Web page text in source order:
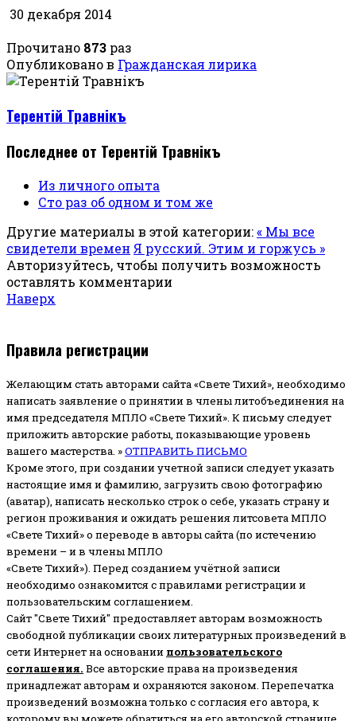
30 декабря 2014
Прочитано 873 раз
Опубликовано в Гражданская лирика
Терентiй Травнiкъ
Последнее от Терентiй Травнiкъ
Из личного опыта
Сто раз об одном и том же
Другие материалы в этой категории:« Мы все
свидетели времен Я русский. Этим и горжусь »
Авторизуйтесь, чтобы получить возможность
оставлять комментарии
Наверх
Правила регистрации
Желающим стать авторами сайта «Свете Тихий», необходимо
написать заявление о принятии в члены литобъединения на
имя председателя МПЛО «Свете Тихий». К письму следует
приложить авторские работы, показывающие уровень
вашего мастерства. »ОТПРАВИТЬ ПИСЬМО
Кроме этого, при создании учетной записи следует указать
настоящие имя и фамилию, загрузить свою фотографию
(аватар), написать несколько строк о себе, указать страну и
регион проживания и ожидать решения литсовета МПЛО
«Свете Тихий» о переводе в авторы сайта (по истечению
времени – и в члены МПЛО
«Свете Тихий»). Перед созданием учётной записи
необходимо ознакомится с правилами регистрации и
пользовательским соглашением.
Сайт "Свете Тихий" предоставляет авторам возможность
свободной публикации своих литературных произведений в
сети Интернет на основании пользовательского
соглашения. Все авторские права на произведения
принадлежат авторам и охраняются законом. Перепечатка
произведений возможна только с согласия его автора, к